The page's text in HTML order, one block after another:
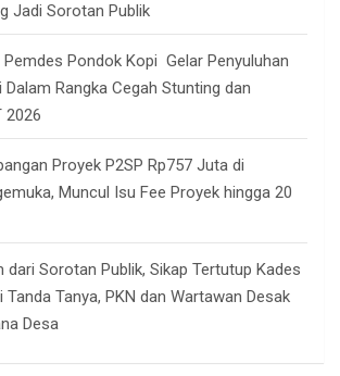
Jadi Sorotan Publik
Pondok Kopi Gelar Penyuluhan
Dalam Rangka Cegah Stunting dan
2026
Proyek P2SP Rp757 Juta di
Muncul Isu Fee Proyek hingga 20
dari Sorotan Publik, Sikap Tertutup Kades
Tanda Tanya, PKN dan Wartawan Desak
Desa